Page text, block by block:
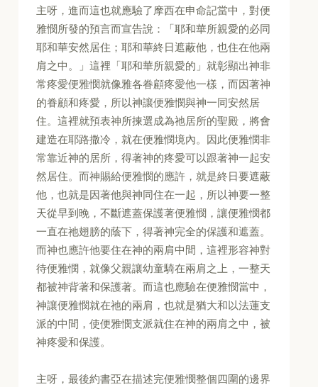
主呀，進而這也就應驗了摩西在申命記當中，對便
雅憫所發的預言而宣告說：「耶和華所親愛的必同
耶和華安然居住；耶和華終日遮蔽他，也住在他兩
肩之中。」這裡「耶和華所親愛的」就彰顯出神非
常疼愛便雅憫就像雅各眷顧疼愛他一樣，而因著神
的眷顧和疼愛，所以神讓便雅憫與神一同安然居
住。這裡就預表神所揀選成為祂居所的聖殿，將會
建造在耶路撒冷，就在便雅憫境內。因此便雅憫非
常靠近神的居所，得著神的疼愛可以跟著神一起安
然居住。而神賜給便雅憫的應許，就是終日要遮蔽
他，也就是因著他與神同住在一起，所以神要一整
天從早到晚，不斷遮蓋保護著便雅憫，讓便雅憫都
一直在祂翅膀的蔭下，得著神完全的保護和遮蓋。
而神也應許他要住在神的兩肩中間，這裡形容神對
待便雅憫，就像父親讓幼童騎在兩肩之上，一整天
都被神背著和保護著。而這也應驗在便雅憫當中，
神讓便雅憫就在祂的兩肩，也就是猶大和以法蓮支
派的中間，使便雅憫支派就住在神的兩肩之中，被
神疼愛和保護。
主呀，最後約書亞在描述完便雅憫整個四圍的邊界